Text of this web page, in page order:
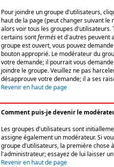
Pour joindre un groupe d'utilisateurs,
haut de la page (peut changer suivant
alors voir tous les groupes d'utilisateurs.
certains sontferméset d'autres peuvent
groupe est ouvert, vous pouvez
bouton approprié. Le modérateur du
votre demande; il pourrait vous
joindre le groupe. Veuillez ne pas
désapprouve votre demande; il a ses
Revenir en haut de page
Comment puis-je devenir le
Les groupes d'utilisateurs sont
assigne également un modérateur. Si
groupe d'utilisateurs, la première chose
l'administrateur; essayez de lui laisser
Revenir en haut de page